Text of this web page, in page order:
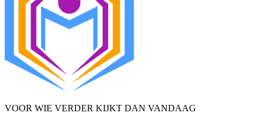
VOOR WIE VERDER KIJKT DAN VANDAAG